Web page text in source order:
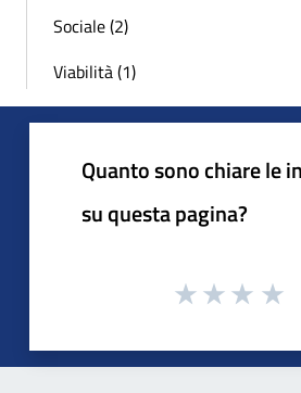
Sociale (2)
Viabilità (1)
Quanto sono chiare le
su questa pagina?